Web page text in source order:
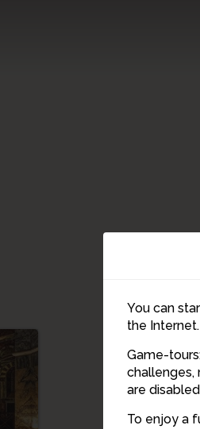
You can
the Internet.
Game-
challenges,
are
To enjoy a